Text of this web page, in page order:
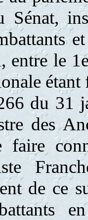
entre le
du 31
des
faire
de ce